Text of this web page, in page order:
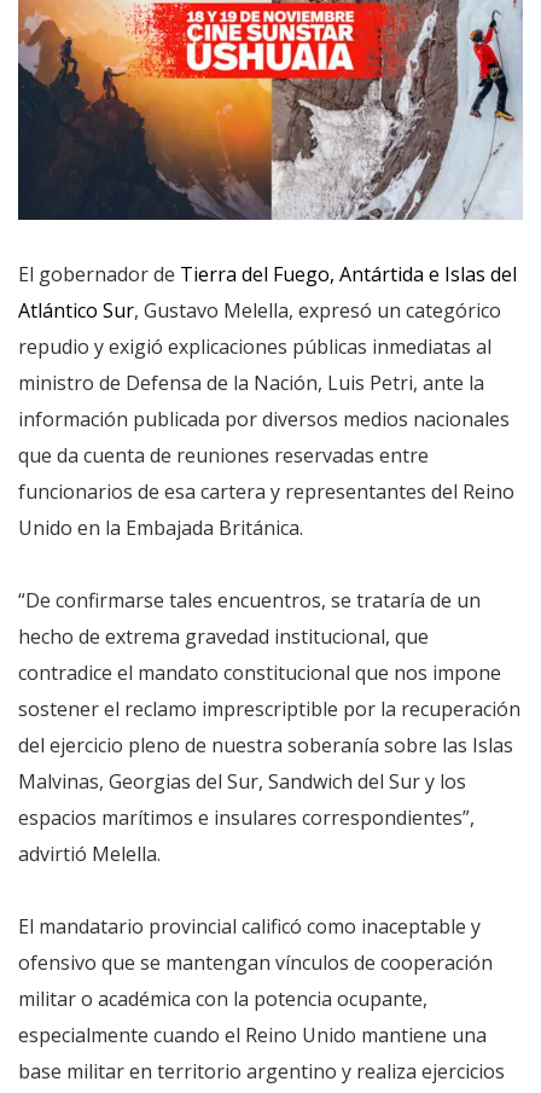
El gobernador de Tierra del Fuego, Antártida e Islas del
Atlántico Sur, Gustavo Melella, expresó un categórico
repudio y exigió explicaciones públicas inmediatas al
ministro de Defensa de la Nación, Luis Petri, ante la
información publicada por diversos medios nacionales
que da cuenta de reuniones reservadas entre
funcionarios de esa cartera y representantes del Reino
Unido en la Embajada Británica.
“De confirmarse tales encuentros, se trataría de un
hecho de extrema gravedad institucional, que
contradice el mandato constitucional que nos impone
sostener el reclamo imprescriptible por la recuperación
del ejercicio pleno de nuestra soberanía sobre las Islas
Malvinas, Georgias del Sur, Sandwich del Sur y los
espacios marítimos e insulares correspondientes”,
advirtió Melella.
El mandatario provincial calificó como inaceptable y
ofensivo que se mantengan vínculos de cooperación
militar o académica con la potencia ocupante,
especialmente cuando el Reino Unido mantiene una
base militar en territorio argentino y realiza ejercicios